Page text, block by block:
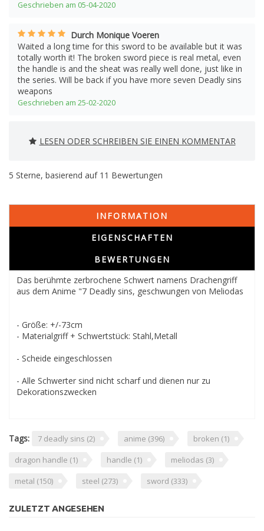
Geschrieben am 05-04-2020
Durch Monique Voeren
Waited a long time for this sword to be available but it was
totally worth it! The broken sword piece is real metal, even
the handle is and the sheat was really well done, just like in
the series. Will be back if you have more seven Deadly sins
weapons
Geschrieben am 25-02-2020
LESEN ODER SCHREIBEN SIE EINEN KOMMENTAR
5 Sterne, basierend auf 11 Bewertungen
INFORMATION
EIGENSCHAFTEN
BEWERTUNGEN
Das berühmte zerbrochene Schwert namens Drachengriff
aus dem Anime "7 Deadly sins, geschwungen von Meliodas
- Größe: +/-73cm
- Materialgriff + Schwertstück: Stahl,Metall
- Scheide eingeschlossen
- Alle Schwerter sind nicht scharf und dienen nur zu
Dekorationszwecken
Tags: 7 deadly sins (2) anime (396) broken (1)
dragon handle (1) handle (1) meliodas (3)
metal (150) steel (273) sword (333)
ZULETZT ANGESEHEN